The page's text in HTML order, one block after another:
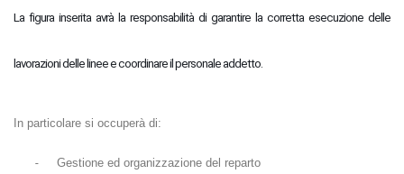
La figura inserita avrà la responsabilità di garantire la corretta esecuzione delle
lavorazioni delle linee e coordinare il personale addetto.
In particolare si occuperà di:
- Gestione ed organizzazione del reparto